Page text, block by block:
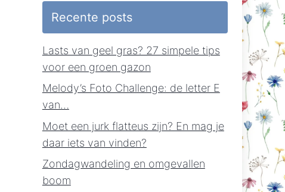
Recente posts
Lasts van geel gras? 27 simpele tips
voor een groen gazon
Melody’s Foto Challenge: de letter E
van…
Moet een jurk flatteus zijn? En mag je
daar iets van vinden?
Zondagwandeling en omgevallen
boom